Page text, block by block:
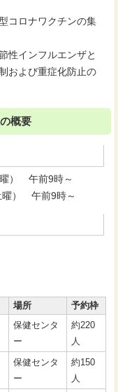
コロナワクチンの集
性インフルエンザと
および重症化防止の
概要
曜） 午前9時～
曜） 午前9時～
場所
予約枠
保健センタ
ー
約220
人
保健センタ
ー
約150
人